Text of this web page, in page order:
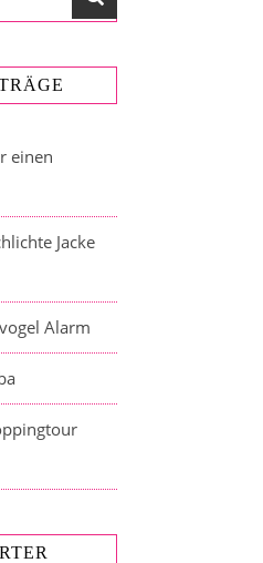
einen
Jacke
Alarm